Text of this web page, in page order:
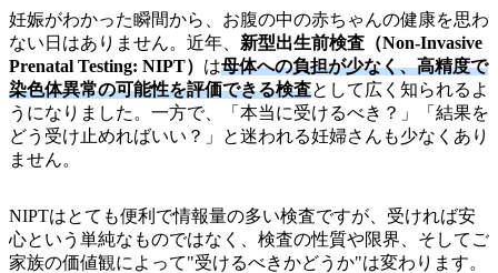
妊娠がわかった瞬間から、お腹の中の赤ちゃんの健康を思わ
ない日はありません。近年、 新型出生前検査（Non-Invasive
Prenatal Testing: NIPT） は母体への負担が少なく、高精度で
染色体異常の可能性を評価できる検査として広く知られるよ
うになりました。一方で、「本当に受けるべき？」「結果を
どう受け止めればいい？」と迷われる妊婦さんも少なくあり
ません。
NIPTはとても便利で情報量の多い検査ですが、受ければ安
心という単純なものではなく、検査の性質や限界、そしてご
家族の価値観によって"受けるべきかどうか"は変わります。